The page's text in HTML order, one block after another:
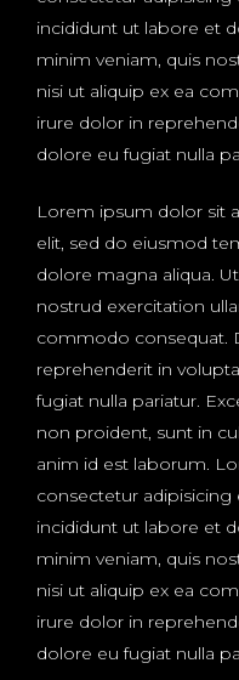
incididunt ut labore et
minim veniam, quis
nisi ut aliquip ex ea
irure dolor in
dolore eu fugiat nulla
Lorem ipsum dolor sit
elit, sed do eiusmod
dolore magna aliqua.
nostrud exercitation
commodo consequat.
reprehenderit in
fugiat nulla pariatur.
non proident, sunt in
anim id est laborum.
consectetur
incididunt ut labore et
minim veniam, quis
nisi ut aliquip ex ea
irure dolor in
dolore eu fugiat nulla